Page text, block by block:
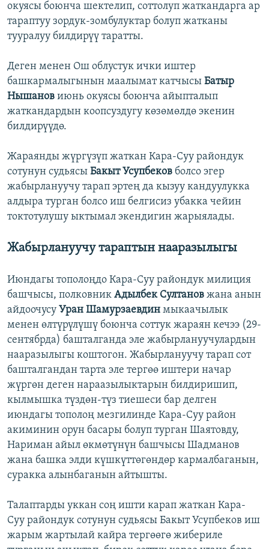
окуясы боюнча шектелип, соттолуп жаткандарга ар
тараптуу зордук-зомбулуктар болуп жатканы
тууралуу билдирүү таратты.
Деген менен Ош облустук ички иштер
башкармалыгынын маалымат катчысы Батыр
Нышанов июнь окуясы боюнча айыпталып
жаткандардын коопсуздугу көзөмөлдө экенин
билдирүүдө.
Жараянды жүргүзүп жаткан Кара-Суу райондук
сотунун судьясы Бакыт Усупбеков болсо эгер
жабырлануучу тарап эртең да кызуу кандуулукка
алдыра турган болсо иш белгисиз убакка чейин
токтотулушу ыктымал экендигин жарыялады.
Жабырлануучу тараптын нааразылыгы
Июндагы тополоңдо Кара-Суу райондук милиция
башчысы, полковник Адылбек Султанов жана анын
айдоочусу Уран Шамурзаевдин мыкаачылык
менен өлтүрүлүшү боюнча соттук жараян кечээ (29-
сентябрда) башталганда эле жабырлануучулардын
нааразылыгы коштогон. Жабырлануучу тарап сот
башталгандан тарта эле тергөө иштери начар
жүргөн деген нараазылыктарын билдиришип,
кылмышка түздөн-түз тиешеси бар делген
июндагы тополоң мезгилинде Кара-Суу район
акиминин орун басары болуп турган Шаятовду,
Нариман айыл өкмөтүнүн башчысы Шадманов
жана башка элди күшкүттөгөндөр кармалбаганын,
суракка алынбаганын айтышты.
Талаптарды уккан соң ишти карап жаткан Кара-
Суу райондук сотунун судьясы Бакыт Усупбеков иш
жарым жартылай кайра тергөөгө жибериле